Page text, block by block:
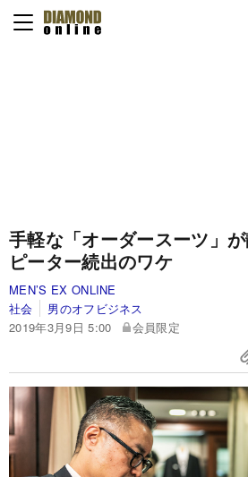
手軽な「オーダースーツ」
ピーター続出のワケ
MEN’S EX ONLINE
社会
男のオフビジネス
2019年3月9日 5:00
会員限定